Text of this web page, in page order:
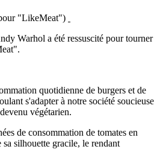
"LikeMeat")
Warhol a été ressuscité pour tourner
quotidienne de burgers et de
s'adapter à notre société soucieuse
végétarien.
de consommation de tomates en
sa silhouette gracile, le rendant